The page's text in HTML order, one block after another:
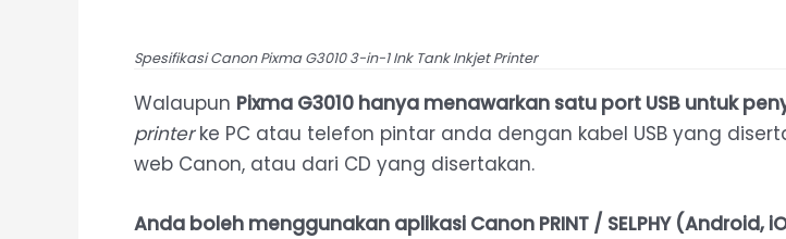
Spesifikasi Canon Pixma G3010 3-in-1 Ink Tank Inkjet Printer
Walaupun Pixma G3010 hanya menawarkan satu port USB untuk
printerke PC atau telefon pintar anda dengan kabel USB yang
web Canon, atau dari CD yang disertakan.
Anda boleh menggunakan aplikasi Canon PRINT / SELPHY (Android,